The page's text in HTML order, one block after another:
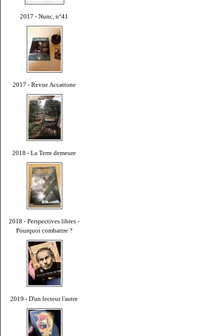
2017 - Nunc, n°41
2017 - Revue Accattone
2018 - La Terre demeure
2018 - Perspectives libres -
Pourquoi combattre ?
2019 - D'un lecteur l'autre